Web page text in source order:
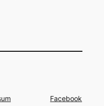
Facebook